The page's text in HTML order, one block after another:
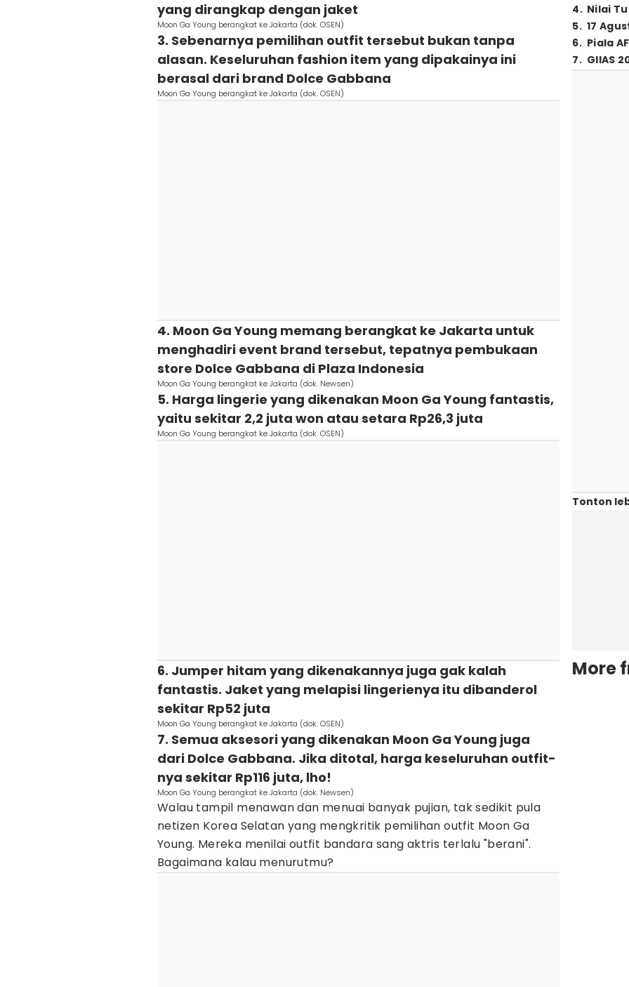
yang dirangkap dengan jaket
Moon Ga Young berangkat ke Jakarta (dok. OSEN)
3. Sebenarnya pemilihan outfit tersebut bukan tanpa
alasan. Keseluruhan fashion item yang dipakainya ini
berasal dari brand Dolce Gabbana
Moon Ga Young berangkat ke Jakarta (dok. OSEN)
4. Moon Ga Young memang berangkat ke Jakarta untuk
menghadiri event brand tersebut, tepatnya pembukaan
store Dolce Gabbana di Plaza Indonesia
Moon Ga Young berangkat ke Jakarta (dok. Newsen)
5. Harga lingerie yang dikenakan Moon Ga Young fantastis,
yaitu sekitar 2,2 juta won atau setara Rp26,3 juta
Moon Ga Young berangkat ke Jakarta (dok. OSEN)
6. Jumper hitam yang dikenakannya juga gak kalah
fantastis. Jaket yang melapisi lingerienya itu dibanderol
sekitar Rp52 juta
Moon Ga Young berangkat ke Jakarta (dok. OSEN)
7. Semua aksesori yang dikenakan Moon Ga Young juga
dari Dolce Gabbana. Jika ditotal, harga keseluruhan outfit-
nya sekitar Rp116 juta, lho!
Moon Ga Young berangkat ke Jakarta (dok. Newsen)
Walau tampil menawan dan menuai banyak pujian, tak sedikit pula
netizen Korea Selatan yang mengkritik pemilihan outfit Moon Ga
Young. Mereka menilai outfit bandara sang aktris terlalu "berani".
Bagaimana kalau menurutmu?
4. Nilai
5. 17
6. Piala
7. GIIAS
Tonton
More